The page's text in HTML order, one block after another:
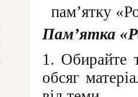
пам’ятку
Пам’ятка
1. Обирайте
обсяг